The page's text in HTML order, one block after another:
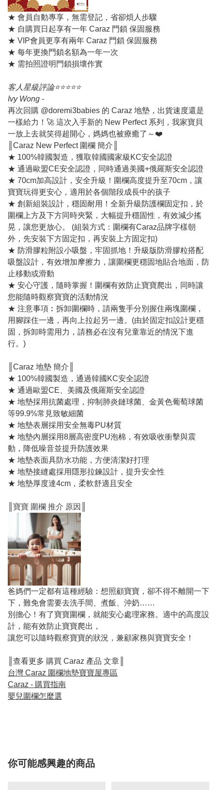
★ 會員自動專享，無需登記，省卻煩人步驟
★ 自購買日起享有一年 Caraz 門鎖 保固服務
★ VIP會員更享有兩年 Caraz 門鎖 保固服務
★ 每年更換門鎖名額為一年一次
★ 需拍照證明門鎖損壞作實
客人星級評論⭐️⭐️⭐️⭐️⭐️
Ivy Wong -
再次回購 @doremi3babies 的 Caraz 地墊，出貨速度還是
一樣給力！🚀 這次入手新的 New Perfect 系列，我家寶貝
一放上去就笑得超開心，媽媽也被療癒了～❤️
║Caraz New Perfect 圍欄 簡介║
★ 100%韓國製造，獲取韓國國家級KC安全認證
★ 通過歐盟CE安全認證，同時通過美國+俄羅斯安全認證
★ 70cm加高設計，安全升級！圍欄高度提升至70cm，讓
寶寶玩得更安心，適用於各個階段成長中的孩子
★ 創新組裝設計，穩固耐用！全新升級防護欄固定扣，於
圍欄上方及下方同時夾緊，大幅提升穩固性，有效減少搖
晃，讓您更放心。 (組裝方式：圍欄有Caraz品牌字樣朝
外，先安裝下方固定扣，再安裝上方固定扣)
★ 防滑膠粒附設小吸盤，牢固抓地！升級版防滑膠粒搭配
吸盤設計，有效增加摩擦力，讓圍欄更穩固地貼合地面，防
止移動或滑動
★ 安心守護，隨時掌握！圍欄有效防止寶寶爬出，同時讓
您能隨時觀察寶寶的活動情況
★ 注意事項︰拆卸圍欄時，請兩隻手分別握住兩塊圍欄，
用腳踩住一邊，再向上拉起另一邊。(由於固定扣設計更穩
固，拆卸時需用力，請務必在沒有兒童靠近的情況下進
行。)
║Caraz 地墊 簡介║
★ 100%韓國製造，通過韓國KC安全認證
★ 通過歐盟CE、美國及俄羅斯安全認證
★ 地墊採用抗菌處理，抑制肺炎鏈球菌、金黃色葡萄球菌
等99.9%常見致敏細菌
★ 地墊表層採用安全無毒PU材質
★ 地墊內層採用8層高密度PU泡棉，有效吸收衝擊與震
動，降低噪音並提升防護效果
★ 地墊表面具防水功能，方便清潔好打理
★ 地墊接縫處採用隱形拉鍊設計，提升安全性
★ 地墊厚度達4cm，柔軟舒適且安全
寶寶 圍欄 推介 原因
爸媽們一定都有這種經驗：想照顧寶寶，卻不得不離開一下
下，難免會需要去洗手間、煮飯、沖奶……
別擔心！有了寶寶圍欄，就能安心處理家務。適中的高度設
計，能有效防止寶寶爬出，
讓您可以隨時觀察寶寶的狀況，兼顧家務與寶寶安全！
║查看更多 購買 Caraz 產品 文章║
台灣 Caraz 圍欄地墊寶寶屋專區
Caraz - 購買指南
嬰兒圍欄怎麼選
你可能感興趣的商品